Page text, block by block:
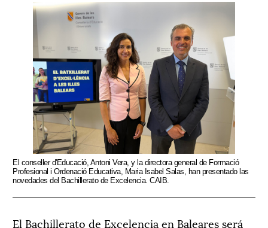
El conseller d'Educació, Antoni Vera, y la directora general de Formació
Profesional i Ordenació Educativa, Maria Isabel Salas, han presentado las
novedades del Bachillerato de Excelencia. CAIB.
El Bachillerato de Excelencia en Baleares será